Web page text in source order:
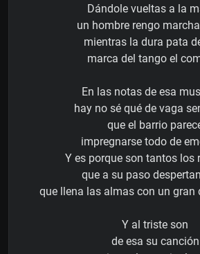
Dándole vueltas a la
un hombre rengo
mientras la dura pata
marca del tango el
En las notas de esa
hay no sé qué de vaga
que el barrio
impregnarse todo de
Y es porque son tantos los
que a su paso
que llena las almas con un gran
Y al triste son
de esa su canción